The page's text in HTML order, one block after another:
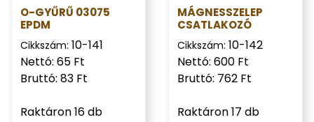
O-GYŰRŰ 03075
EPDM
Cikkszám: 10-141
Nettó: 65 Ft
Bruttó: 83 Ft
Raktáron 16 db
MÁGNESSZELEP
CSATLAKOZÓ
Cikkszám: 10-142
Nettó: 600 Ft
Bruttó: 762 Ft
Raktáron 17 db